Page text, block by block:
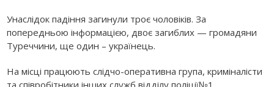
Унаслідок падіння загинули троє чоловіків. За
попередньою інформацією, двоє загиблих — громадяни
Туреччини, ще один – українець.
На місці працюють слідчо-оперативна група, криміналісти
та співробітники інших служб відділу поліції№1